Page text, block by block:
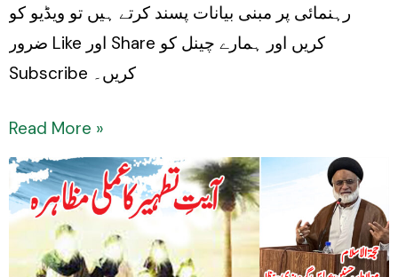
رہنمائی پر مبنی بیانات پسند کرتے ہیں تو ویڈیو کو
ضرور Like اور Share کریں اور ہمارے چینل کو
Subscribe کریں۔
Read More »
Youm-
e-
Mubahila:
Ayat-